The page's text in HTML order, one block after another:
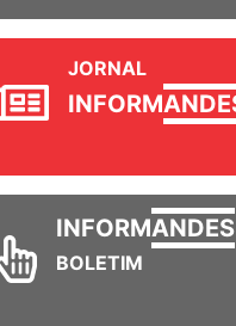
INFORM
INFORMANDES
BOLETIM